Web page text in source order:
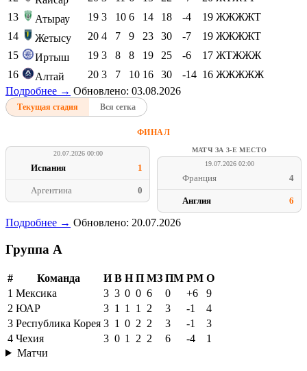
13
Атырау 19 3 10 6 14 18 -4 19 ЖЖЖЖТ
14
Жетысу 20 4 7 9 23 30 -7 19 ЖЖЖЖТ
15
Иртыш 19 3 8 8 19 25 -6 17 ЖТЖЖЖ
16
Алтай 20 3 7 10 16 30 -14 16 ЖЖЖЖЖ
Подробнее → Обновлено: 03.08.2026
Текущая стадия Вся сетка
ФИНАЛ
20.07.2026 00:00
Испания 1
Аргентина 0
МАТЧ ЗА 3-Е МЕСТО
19.07.2026 02:00
Франция 4
Англия 6
Подробнее → Обновлено: 20.07.2026
Группа A
# Команда И В Н П МЗ ПМ РМ О
1 Мексика 3 3 0 0 6 0 +6
9
2 ЮАР 3 1 1 1 2 3 -1
4
3 Республика Корея 3 1 0 2 2 3 -1
3
4 Чехия 3 0 1 2 2 6 -4
1
Матчи